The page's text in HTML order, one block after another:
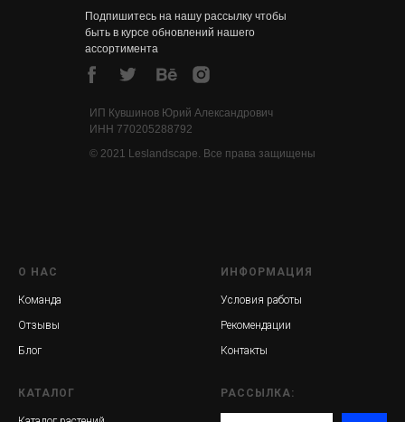
ИП Кувшинов Юрий Александрович
ИНН 770205288792
© 2021 Leslandscape. Все права защищены
Подпишитесь на нашу рассылку чтобы
быть в курсе обновлений нашего
ассортимента
О НАС
Команда
Отзывы
Блог
ИНФОРМАЦИЯ
Условия работы
Рекомендации
Контакты
КАТАЛОГ РАССЫЛКА: